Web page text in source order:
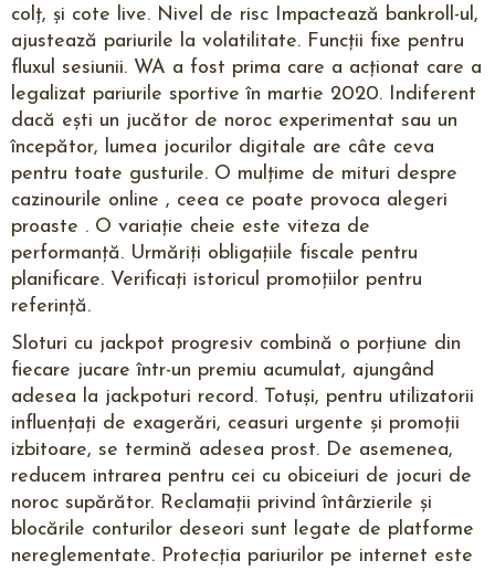
colț, și cote live. Nivel de risc Impactează bankroll-ul,
ajustează pariurile la volatilitate. Funcții fixe pentru
fluxul sesiunii. WA a fost prima care a acționat care a
legalizat pariurile sportive în martie 2020. Indiferent
dacă ești un jucător de noroc experimentat sau un
începător, lumea jocurilor digitale are câte ceva
pentru toate gusturile. O mulțime de mituri despre
cazinourile online , ceea ce poate provoca alegeri
proaste . O variație cheie este viteza de
performanță. Urmăriți obligațiile fiscale pentru
planificare. Verificați istoricul promoțiilor pentru
referință.
Sloturi cu jackpot progresiv combină o porțiune din
fiecare jucare într-un premiu acumulat, ajungând
adesea la jackpoturi record. Totuși, pentru utilizatorii
influențați de exagerări, ceasuri urgente și promoții
izbitoare, se termină adesea prost. De asemenea,
reducem intrarea pentru cei cu obiceiuri de jocuri de
noroc supărător. Reclamații privind întârzierile și
blocările conturilor deseori sunt legate de platforme
nereglementate. Protecția pariurilor pe internet este